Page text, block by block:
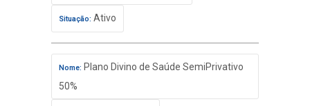
Situação: Ativo
Nome: Plano Divino de Saúde SemiPrivativo
50%